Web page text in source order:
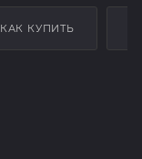
КАК КУПИТЬ